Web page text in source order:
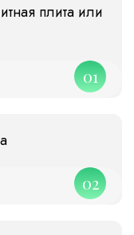
плита или
01
02